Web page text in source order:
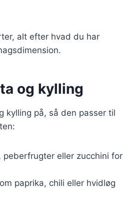
alt efter hvad du har
og kylling
kylling på, så den passer til
eller zucchini for
paprika, chili eller hvidløg